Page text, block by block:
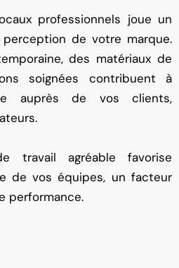
professionnels joue un
de votre marque.
des matériaux de
soignées contribuent à
auprès de vos clients,
travail agréable favorise
de vos équipes, un facteur
performance.